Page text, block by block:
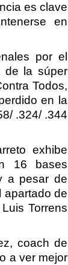
es clave
en
por el
de la súper
Todos,
en la
.324/ .344
exhibe
16 bases
a pesar de
apartado de
Torrens
coach de
a ver mejor